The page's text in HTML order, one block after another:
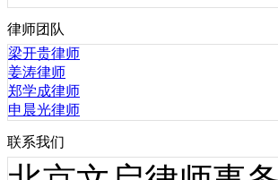
律师团队
梁开贵律师
姜涛律师
郑学成律师
申晨光律师
联系我们